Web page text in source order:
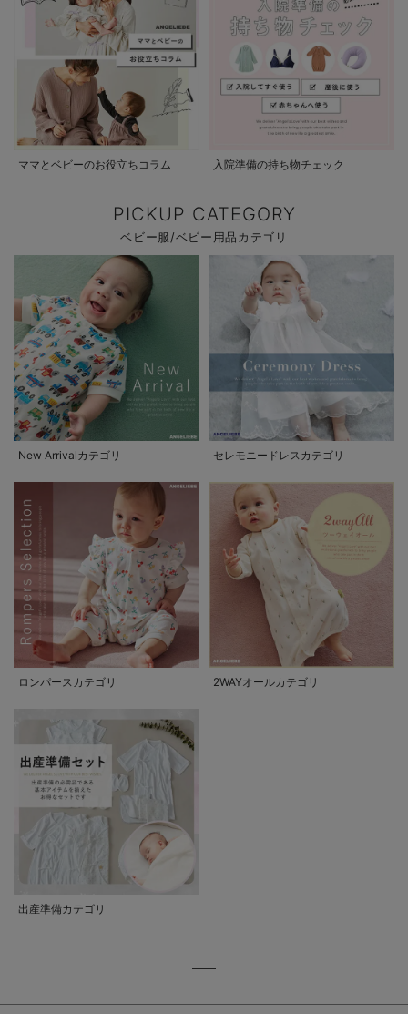
ママとベビーのお役立ちコラム 入院準備の持ち物チェック
PICKUP CATEGORY
ベビー服/ベビー用品カテゴリ
New Arrivalカテゴリ セレモニードレスカテゴリ
ロンパースカテゴリ 2WAYオールカテゴリ
出産準備カテゴリ